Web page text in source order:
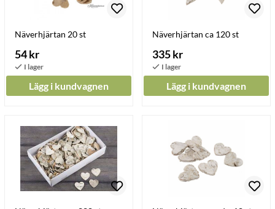
Näverhjärtan 20 st
54 kr
Lägg i kundvagnen
Näverhjärtan ca 120 st
335 kr
Lägg i kundvagnen